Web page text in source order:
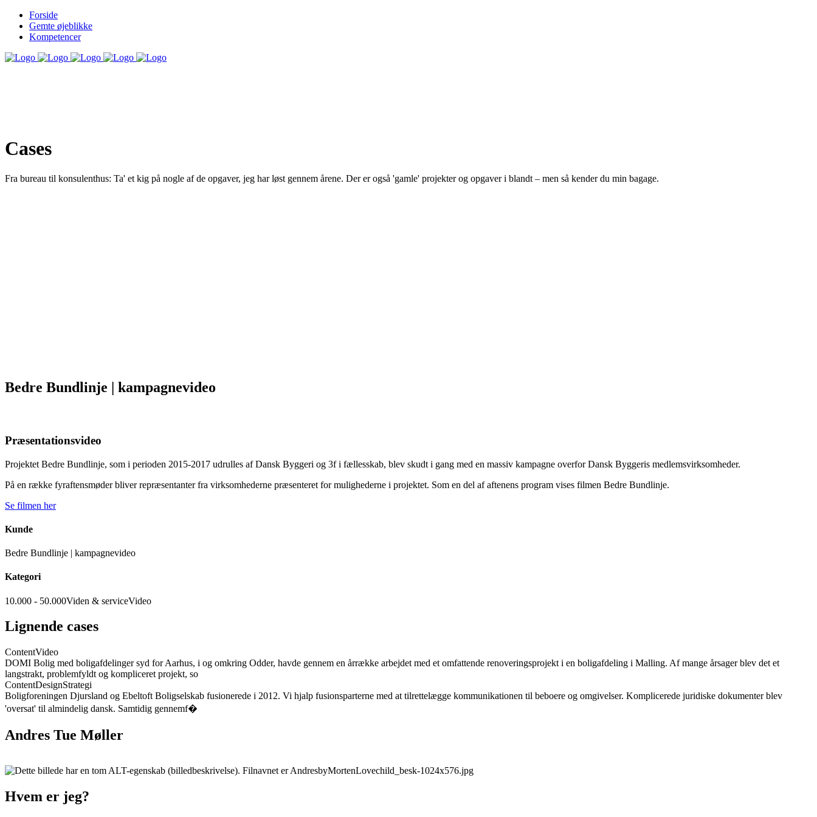
Forside
Gemte øjeblikke
Kompetencer
Cases
Fra bureau til konsulenthus: Ta' et kig på nogle af de opgaver, jeg har løst gennem årene. Der er også 'gamle' projekter og opgaver i blandt – men så kender du min bagage.
Bedre Bundlinje | kampagnevideo
Præsentationsvideo
Projektet Bedre Bundlinje, som i perioden 2015-2017 udrulles af Dansk Byggeri og 3f i fællesskab, blev skudt i gang med en massiv kampagne overfor Dansk Byggeris medlemsvirksomheder.
På en række fyraftensmøder bliver repræsentanter fra virksomhederne præsenteret for mulighederne i projektet. Som en del af aftenens program vises filmen Bedre Bundlinje.
Se filmen her
Kunde
Bedre Bundlinje | kampagnevideo
Kategori
10.000 - 50.000Viden & serviceVideo
Lignende cases
ContentVideo
DOMI Bolig med boligafdelinger syd for Aarhus, i og omkring Odder, havde gennem en årrække arbejdet med et omfattende renoveringsprojekt i en boligafdeling i Malling. Af mange årsager blev det et
langstrakt, problemfyldt og kompliceret projekt, so
ContentDesignStrategi
Boligforeningen Djursland og Ebeltoft Boligselskab fusionerede i 2012. Vi hjalp fusionsparterne med at tilrettelægge kommunikationen til beboere og omgivelser. Komplicerede juridiske dokumenter blev
'oversat' til almindelig dansk. Samtidig gennemf�
Andres Tue Møller
Hvem er jeg?